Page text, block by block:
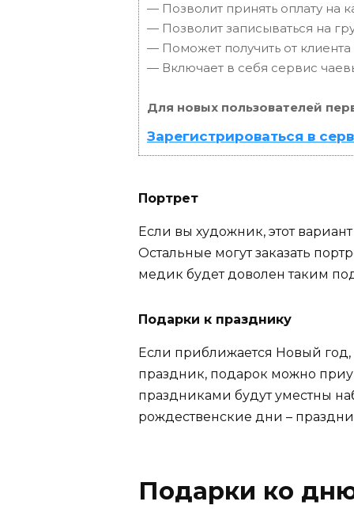
— Позволит принять оплату на
— Позволит записываться на
— Поможет получить от
— Включает в себя сервис
Для новых пользователей
Зарегистрироваться в
Портрет
Если вы художник, этот
Остальные могут заказать
медик будет доволен таким
Подарки к празднику
Если приближается Новый
праздник, подарок можно
праздниками будут уместны
рождественские дни –
Подарки ко